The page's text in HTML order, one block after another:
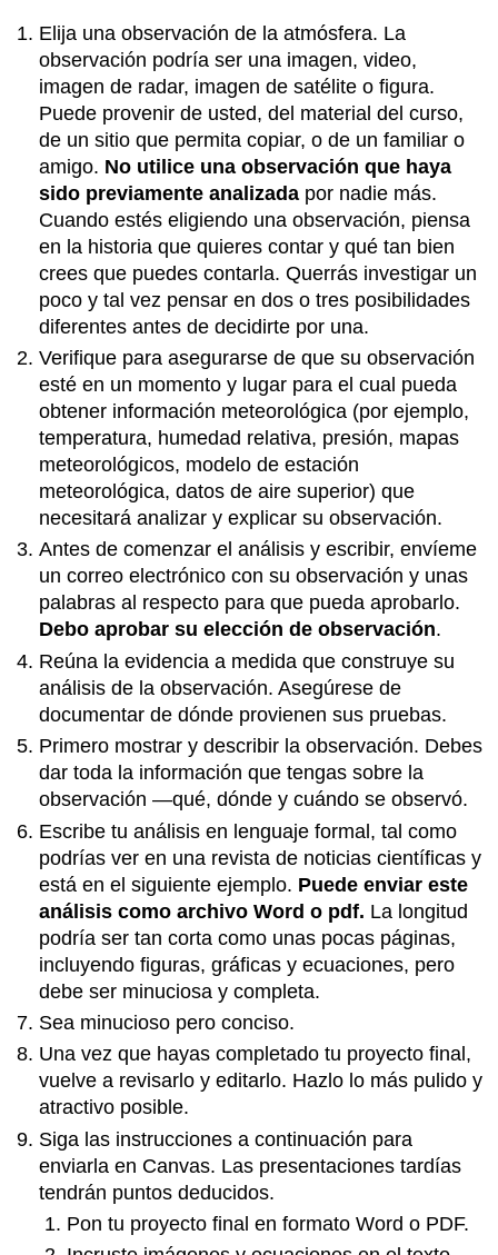
Elija una observación de la atmósfera. La
observación podría ser una imagen, video,
imagen de radar, imagen de satélite o figura.
Puede provenir de usted, del material del curso,
de un sitio que permita copiar, o de un familiar o
amigo. No utilice una observación que haya
sido previamente analizada por nadie más.
Cuando estés eligiendo una observación, piensa
en la historia que quieres contar y qué tan bien
crees que puedes contarla. Querrás investigar un
poco y tal vez pensar en dos o tres posibilidades
diferentes antes de decidirte por una.
Verifique para asegurarse de que su observación
esté en un momento y lugar para el cual pueda
obtener información meteorológica (por ejemplo,
temperatura, humedad relativa, presión, mapas
meteorológicos, modelo de estación
meteorológica, datos de aire superior) que
necesitará analizar y explicar su observación.
Antes de comenzar el análisis y escribir, envíeme
un correo electrónico con su observación y unas
palabras al respecto para que pueda aprobarlo.
Debo aprobar su elección de observación.
Reúna la evidencia a medida que construye su
análisis de la observación. Asegúrese de
documentar de dónde provienen sus pruebas.
Primero mostrar y describir la observación. Debes
dar toda la información que tengas sobre la
observación —qué, dónde y cuándo se observó.
Escribe tu análisis en lenguaje formal, tal como
podrías ver en una revista de noticias científicas y
está en el siguiente ejemplo. Puede enviar este
análisis como archivo Word o pdf. La longitud
podría ser tan corta como unas pocas páginas,
incluyendo figuras, gráficas y ecuaciones, pero
debe ser minuciosa y completa.
Sea minucioso pero conciso.
Una vez que hayas completado tu proyecto final,
vuelve a revisarlo y editarlo. Hazlo lo más pulido y
atractivo posible.
Siga las instrucciones a continuación para
enviarla en Canvas. Las presentaciones tardías
tendrán puntos deducidos.
Pon tu proyecto final en formato Word o PDF.